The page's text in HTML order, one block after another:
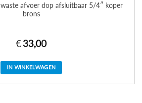
waste afvoer dop afsluitbaar 5/4″ koper
brons
€33,00
IN WINKELWAGEN